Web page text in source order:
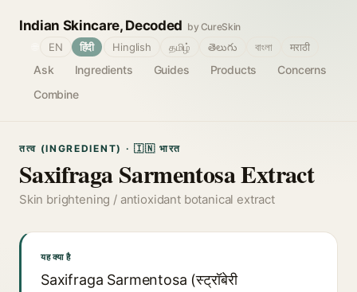
Indian Skincare, Decoded by CureSkin
Ask Ingredients Guides Products
Concerns
Combine
EN हिंदी Hinglish தமிழ் తెలుగు বাংলা मराठी
तत्व (INGREDIENT) · 🇮🇳 भारत
Saxifraga Sarmentosa Extract
Skin brightening / antioxidant botanical extract
यह क्या है
Saxifraga Sarmentosa (स्ट्रॉबेरी